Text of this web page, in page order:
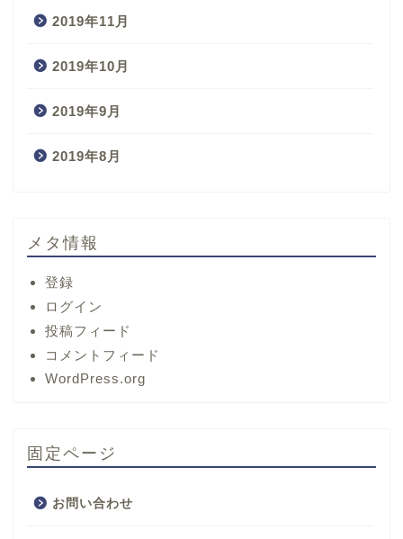
2019年11月
2019年10月
2019年9月
2019年8月
メタ情報
登録
ログイン
投稿フィード
コメントフィード
WordPress.org
固定ページ
お問い合わせ
プロフィール